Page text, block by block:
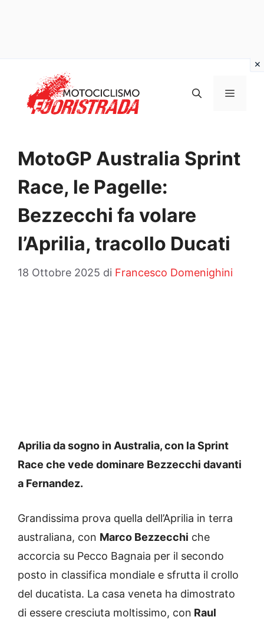
contenuto
MENU
MotoGP Australia Sprint
Race, le Pagelle:
Bezzecchi fa volare
l’Aprilia, tracollo Ducati
18 Ottobre 2025 di Francesco Domenighini
Aprilia da sogno in Australia, con la Sprint
Race che vede dominare Bezzecchi davanti
a Fernandez.
Grandissima prova quella dell’Aprilia in terra
australiana, con Marco Bezzecchi che
accorcia su Pecco Bagnaia per il secondo
posto in classifica mondiale e sfrutta il crollo
del ducatista. La casa veneta ha dimostrato
di essere cresciuta moltissimo, con Raul